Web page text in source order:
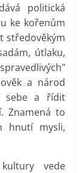
politická
ke kořenům
středověkým
útlaku,
a národ
sebe a řídit
Znamená to
hnutí mysli,
vede